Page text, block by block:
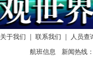
关于我们 联系我们
人员查
航班信息 新闻热线